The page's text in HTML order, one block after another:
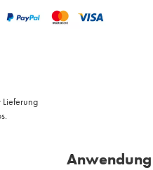
Anwendung